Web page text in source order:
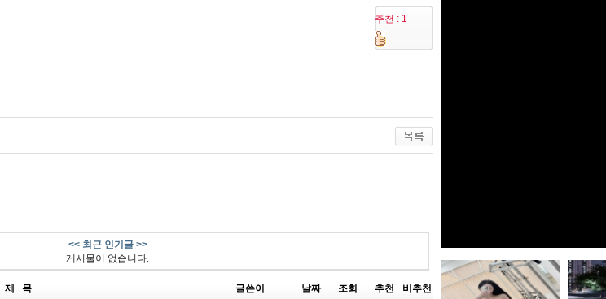
추천 : 1
<< 최근 인기글 >>
게시물이 없습니다.
제 목 글쓴이 날짜 조회 추천 비추천